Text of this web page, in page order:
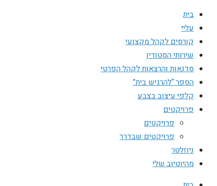
בית
עליי
קורסים לקהל מקצועי
שירותי הסטודיו
סדנאות והרצאות לקהל הפרטי
הספר “להרגיש בית”
קלפי עיצוב בצבע
פרויקטים
פרויקטים
פרויקטים שבדרך
ניוזלטר
מהיוטיוב שלי